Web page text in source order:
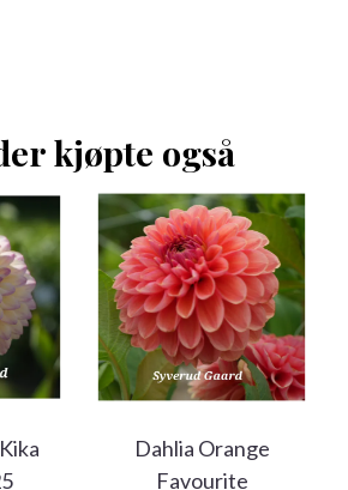
kjøpte også
Dahlia Orange
Favourite